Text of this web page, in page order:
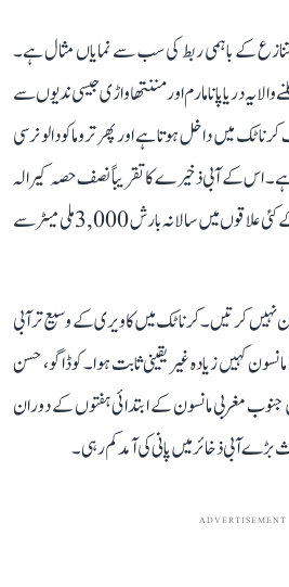
کے باہمی ربط کی سب سے نمایاں مثال ہے۔
والا یہ دریا پانامارم اور مننتھاواڑی جیسی ندیوں سے
میں داخل ہوتا ہے اور پھر تروماکودالو نرسی
اس کے آبی ذخیرے کا تقریباً نصف حصہ کیرالہ
میں واقع ہے، جہاں مغربی گھاٹ کے کئی علاقوں میں سالانہ بارش 3,000 ملی میٹر سے
نہیں کرتیں۔ کرناٹک میں کاویری کے وسیع تر آبی
کہیں زیادہ غیر یقینی ثابت ہوا۔ کوڈاگو، حسن
جنوب مغربی مانسون کے ابتدائی ہفتوں کے دوران
آبی ذخائر میں پانی کی آمد کم رہی۔
ADVERTISEMENT